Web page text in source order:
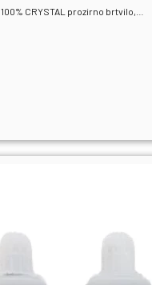
100% CRYSTAL prozirno brtvilo,…